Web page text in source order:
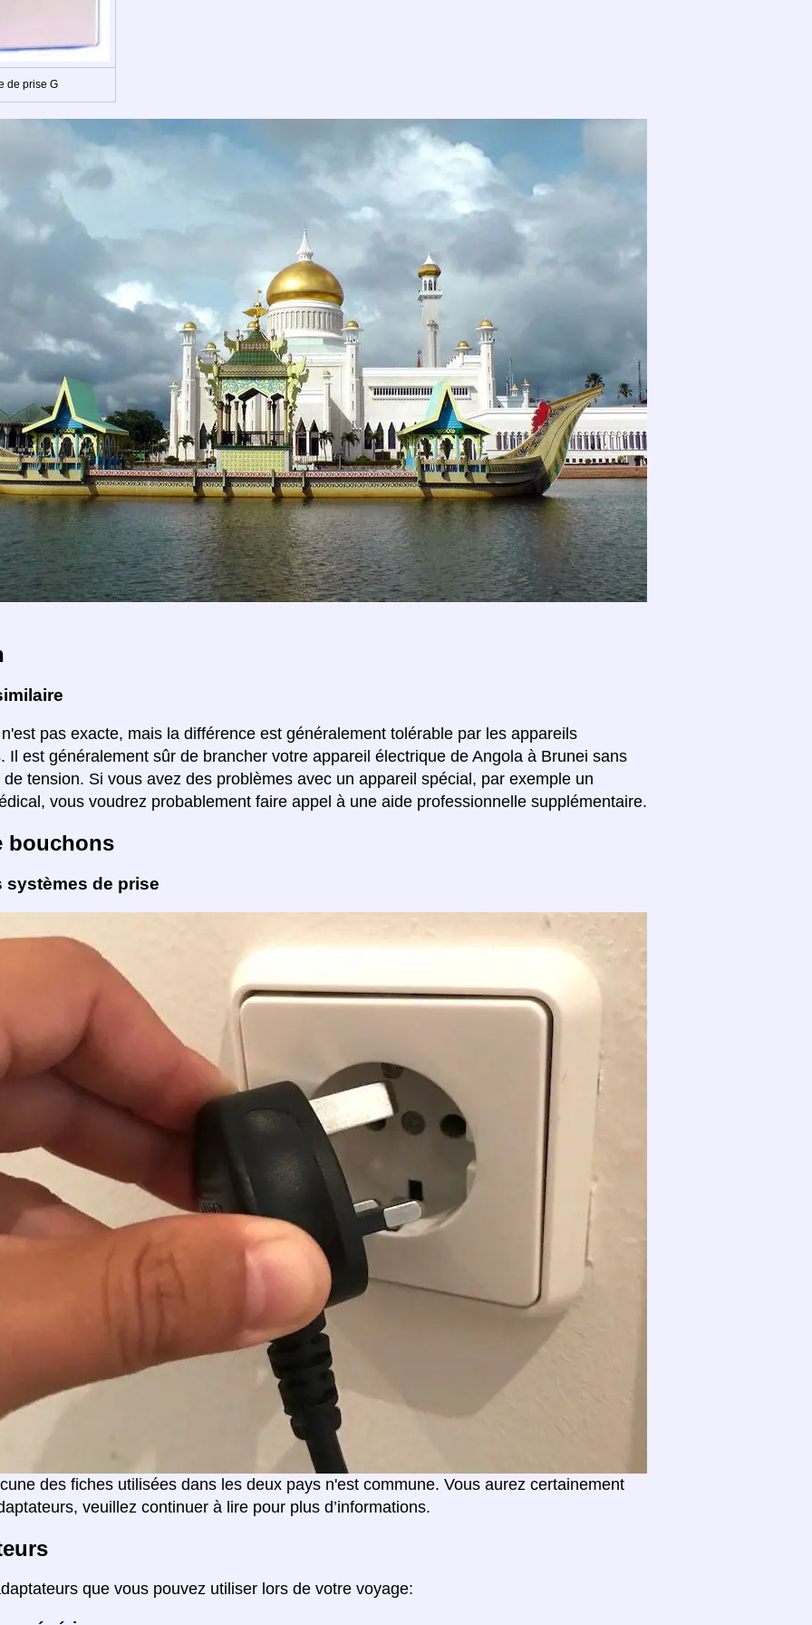
de prise G
pas exacte, mais la différence est généralement tolérable par les appareils
Il est généralement sûr de brancher votre appareil électrique de Angola à Brunei sans
tension. Si vous avez des problèmes avec un appareil spécial, par exemple un
vous voudrez probablement faire appel à une aide professionnelle supplémentaire.
bouchons
systèmes de prise
des fiches utilisées dans les deux pays n'est commune. Vous aurez certainement
veuillez continuer à lire pour plus d’informations.
que vous pouvez utiliser lors de votre voyage: